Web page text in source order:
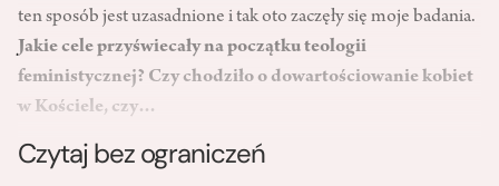
ten sposób jest uzasadnione i tak oto zaczęły się moje badania.
Jakie cele przyświecały na początku teologii
feministycznej? Czy chodziło o dowartościowanie kobiet
w Kościele, czy…
Czytaj bez ograniczeń